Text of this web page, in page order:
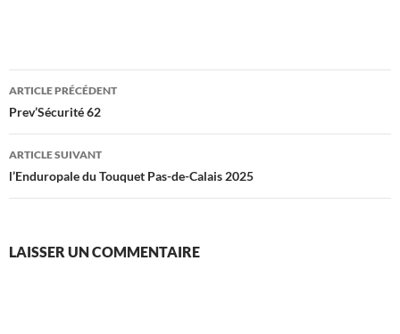
Navigation
des
articles
ARTICLE PRÉCÉDENT
Prev’Sécurité 62
ARTICLE SUIVANT
l’Enduropale du Touquet Pas-de-Calais 2025
LAISSER UN COMMENTAIRE